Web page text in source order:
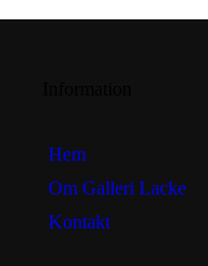
Hem
Om Galleri Lacke
Kontakt